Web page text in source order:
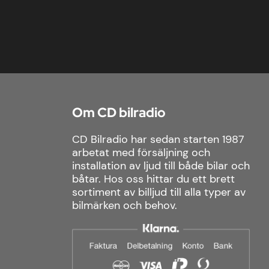
Om CD bilradio
CD Bilradio har sedan starten 1987
arbetat med försäljning och
installation av ljud till både bilar och
båtar. Hos oss hittar du ett brett
sortiment av billjud till alla typer av
bilmärken och behov.